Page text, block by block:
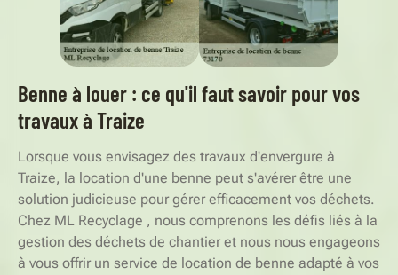
Benne à louer : ce qu'il faut savoir pour vos
travaux à Traize
Lorsque vous envisagez des travaux d'envergure à
Traize, la location d'une benne peut s'avérer être une
solution judicieuse pour gérer efficacement vos déchets.
Chez ML Recyclage , nous comprenons les défis liés à la
gestion des déchets de chantier et nous nous engageons
à vous offrir un service de location de benne adapté à vos